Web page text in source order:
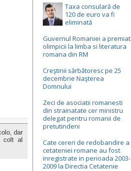
dar
colt al
Taxa consulară de
120 de euro va fi
eliminată
Guvernul Romaniei a premiat
olimpicii la limba si literatura
romana din RM
Creştinii sărbătoresc pe 25
decembrie Naşterea
Domnului
Zeci de asociatii romanesti
din strainatate cer ministru
delegat pentru romanii de
pretutindeni
Cate cereri de redobandire a
cetateniei romane au fost
inregistrate in perioada 2003-
2009 la Directia Cetatenie